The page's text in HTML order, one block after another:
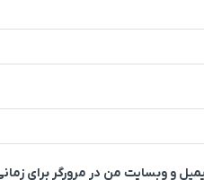
و وبسایت من در مرورگر برای